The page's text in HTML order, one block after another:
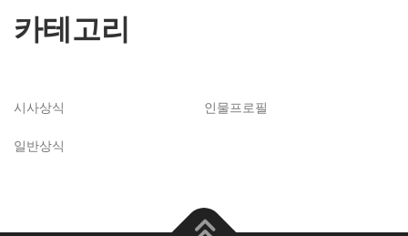
카테고리
시사상식 인물프로필
일반상식